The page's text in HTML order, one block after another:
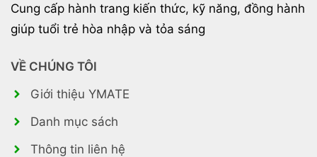
Cung cấp hành trang kiến thức, kỹ năng, đồng hành
giúp tuổi trẻ hòa nhập và tỏa sáng
VỀ CHÚNG TÔI
Giới thiệu YMATE
Danh mục sách
Thông tin liên hệ